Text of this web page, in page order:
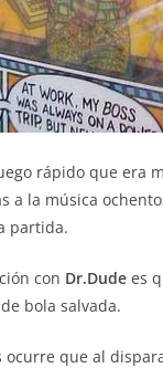
rápido que era
a la música
partida.
con Dr.Dudees
bola salvada.
ocurre que al